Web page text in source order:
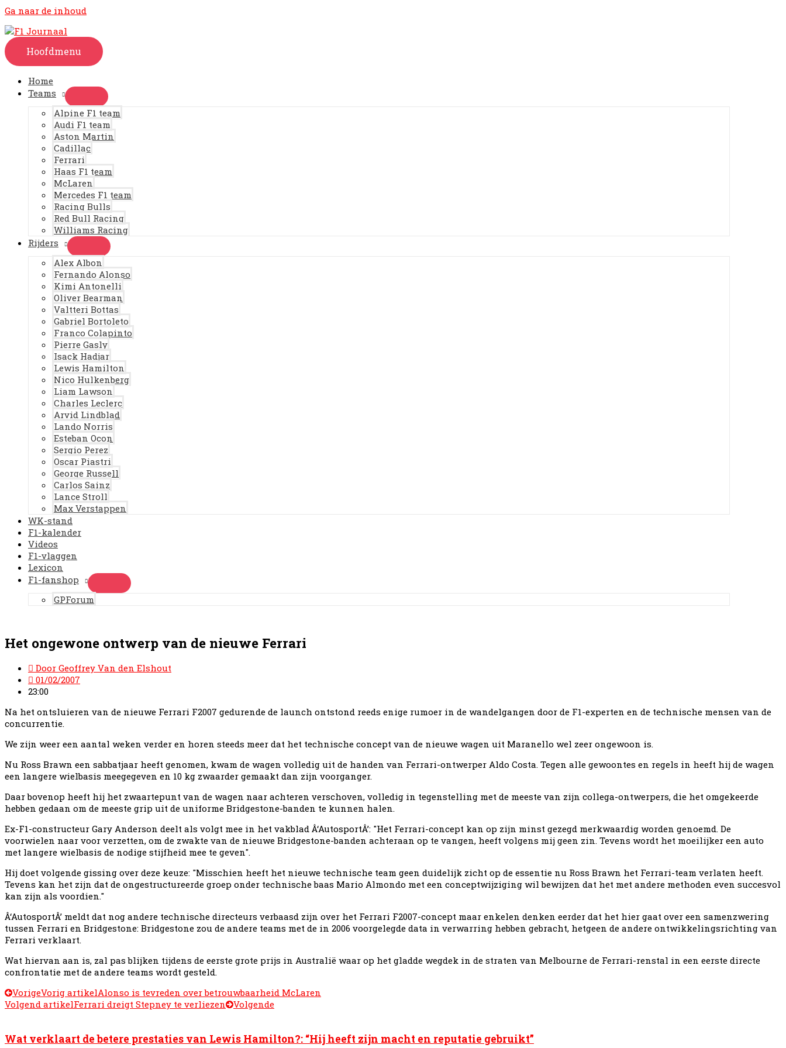
Ga naar de inhoud
Hoofdmenu
Home
Teams
Alpine F1 team
Audi F1 team
Aston Martin
Cadillac
Ferrari
Haas F1 team
McLaren
Mercedes F1 team
Racing Bulls
Red Bull Racing
Williams Racing
Rijders
Alex Albon
Fernando Alonso
Kimi Antonelli
Oliver Bearman
Valtteri Bottas
Gabriel Bortoleto
Franco Colapinto
Pierre Gasly
Isack Hadjar
Lewis Hamilton
Nico Hulkenberg
Liam Lawson
Charles Leclerc
Arvid Lindblad
Lando Norris
Esteban Ocon
Sergio Perez
Oscar Piastri
George Russell
Carlos Sainz
Lance Stroll
Max Verstappen
WK-stand
F1-kalender
Videos
F1-vlaggen
Lexicon
F1-fanshop
GPForum
Het ongewone ontwerp van de nieuwe Ferrari
Door Geoffrey Van den Elshout
01/02/2007
23:00
Na het ontsluieren van de nieuwe Ferrari F2007 gedurende de launch ontstond reeds enige rumoer in de wandelgangen door de F1-experten en de technische mensen van de
concurrentie.
We zijn weer een aantal weken verder en horen steeds meer dat het technische concept van de nieuwe wagen uit Maranello wel zeer ongewoon is.
Nu Ross Brawn een sabbatjaar heeft genomen, kwam de wagen volledig uit de handen van Ferrari-ontwerper Aldo Costa. Tegen alle gewoontes en regels in heeft hij de wagen
een langere wielbasis meegegeven en 10 kg zwaarder gemaakt dan zijn voorganger.
Daar bovenop heeft hij het zwaartepunt van de wagen naar achteren verschoven, volledig in tegenstelling met de meeste van zijn collega-ontwerpers, die het omgekeerde
hebben gedaan om de meeste grip uit de uniforme Bridgestone-banden te kunnen halen.
Ex-F1-constructeur Gary Anderson deelt als volgt mee in het vakblad Â‘AutosportÂ’: "Het Ferrari-concept kan op zijn minst gezegd merkwaardig worden genoemd. De
voorwielen naar voor verzetten, om de zwakte van de nieuwe Bridgestone-banden achteraan op te vangen, heeft volgens mij geen zin. Tevens wordt het moeilijker een auto
met langere wielbasis de nodige stijfheid mee te geven".
Hij doet volgende gissing over deze keuze: "Misschien heeft het nieuwe technische team geen duidelijk zicht op de essentie nu Ross Brawn het Ferrari-team verlaten heeft.
Tevens kan het zijn dat de ongestructureerde groep onder technische baas Mario Almondo met een conceptwijziging wil bewijzen dat het met andere methoden even succesvol
kan zijn als voordien."
Â‘AutosportÂ’ meldt dat nog andere technische directeurs verbaasd zijn over het Ferrari F2007-concept maar enkelen denken eerder dat het hier gaat over een samenzwering
tussen Ferrari en Bridgestone: Bridgestone zou de andere teams met de in 2006 voorgelegde data in verwarring hebben gebracht, hetgeen de andere ontwikkelingsrichting van
Ferrari verklaart.
Wat hiervan aan is, zal pas blijken tijdens de eerste grote prijs in Australië waar op het gladde wegdek in de straten van Melbourne de Ferrari-renstal in een eerste directe
confrontatie met de andere teams wordt gesteld.
VorigeVorig artikelAlonso is tevreden over betrouwbaarheid McLaren
Volgend artikelFerrari dreigt Stepney te verliezen Volgende
Wat verklaart de betere prestaties van Lewis Hamilton?: “Hij heeft zijn macht en reputatie gebruikt”